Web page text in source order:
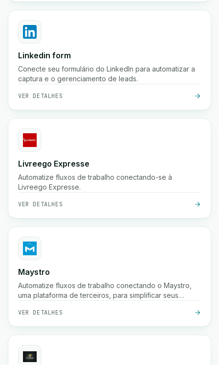
Linkedin form
Conecte seu formulário do LinkedIn para automatizar a
captura e o gerenciamento de leads.
VER DETALHES
Livreego Expresse
Automatize fluxos de trabalho conectando-se à
Livreego Expresse.
VER DETALHES
Maystro
Automatize fluxos de trabalho conectando o Maystro,
uma plataforma de terceiros, para simplificar seus
VER DETALHES